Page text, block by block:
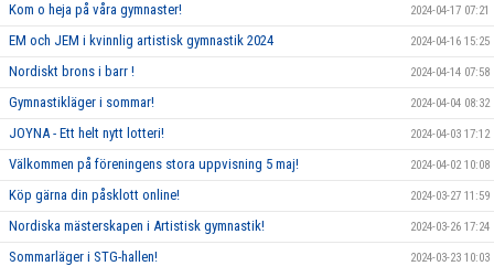
Kom o heja på våra gymnaster! 2024-04-17 07:21
EM och JEM i kvinnlig artistisk gymnastik 2024 2024-04-16 15:25
Nordiskt brons i barr ! 2024-04-14 07:58
Gymnastikläger i sommar! 2024-04-04 08:32
JOYNA - Ett helt nytt lotteri! 2024-04-03 17:12
Välkommen på föreningens stora uppvisning 5 maj! 2024-04-02 10:08
Köp gärna din påsklott online! 2024-03-27 11:59
Nordiska mästerskapen i Artistisk gymnastik! 2024-03-26 17:24
Sommarläger i STG-hallen! 2024-03-23 10:03